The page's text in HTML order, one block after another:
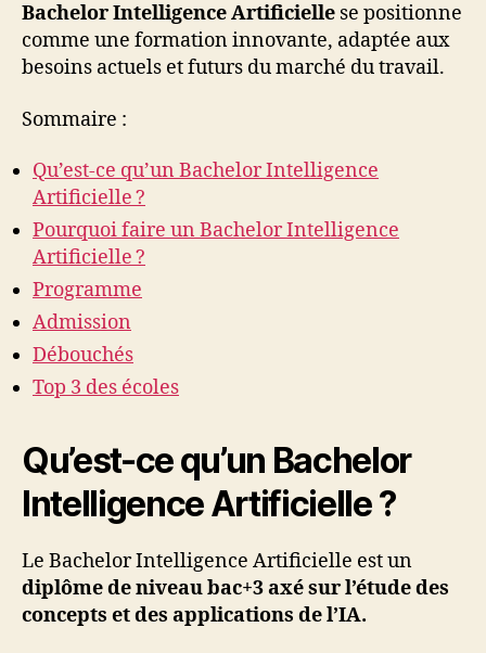
Bachelor Intelligence Artificielle se positionne
comme une formation innovante, adaptée aux
besoins actuels et futurs du marché du travail.
Sommaire :
Qu’est-ce qu’un Bachelor Intelligence
Artificielle ?
Pourquoi faire un Bachelor Intelligence
Artificielle ?
Programme
Admission
Débouchés
Top 3 des écoles
Qu’est-ce qu’un Bachelor
Intelligence Artificielle ?
Le Bachelor Intelligence Artificielle est un
diplôme de niveau bac+3axé sur l’étude des
concepts et des applications de l’IA.